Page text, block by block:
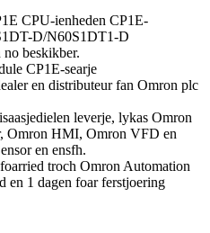
CPU-ienheden CP1E-
D/N60S1DT1-D
beskikber.
CP1E-searje
en distributeur fan Omron plc
leverje, lykas Omron
Omron HMI, Omron VFD en
en ensfh.
troch Omron Automation
en 1 dagen foar ferstjoering